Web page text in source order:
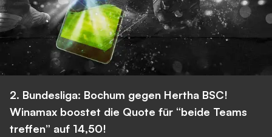
2. Bundesliga: Bochum gegen Hertha BSC!
Winamax boostet die Quote für “beide Teams
treffen” auf 14,50!